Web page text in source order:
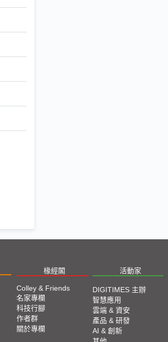
椽經閣 活動家
Colley & Friends
名家專欄
科技行腳
作者群
關於專欄
DIGITIMES 主辦
智慧應用
雲端 & 資安
產品 & 研發
AI & 創新